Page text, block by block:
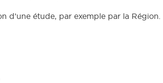
étude, par exemple par la Région.